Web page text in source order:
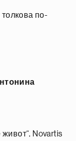
по-
Novartis